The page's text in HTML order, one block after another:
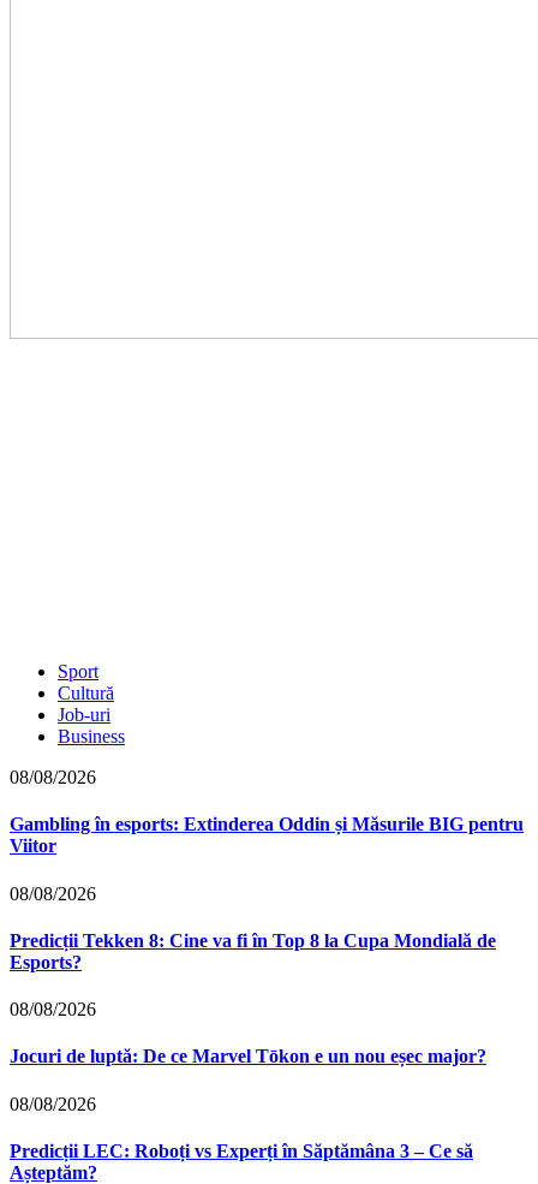
Sport
Cultură
Job-uri
Business
08/08/2026
Gambling în esports: Extinderea Oddin și Măsurile BIG pentru
Viitor
08/08/2026
Predicții Tekken 8: Cine va fi în Top 8 la Cupa Mondială de
Esports?
08/08/2026
Jocuri de luptă: De ce Marvel Tōkon e un nou eșec major?
08/08/2026
Predicții LEC: Roboți vs Experți în Săptămâna 3 – Ce să
Așteptăm?